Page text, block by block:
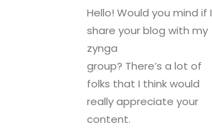
Hello! Would you mind if I
share your blog with my
zynga
group? There’s a lot of
folks that I think would
really appreciate your
content.